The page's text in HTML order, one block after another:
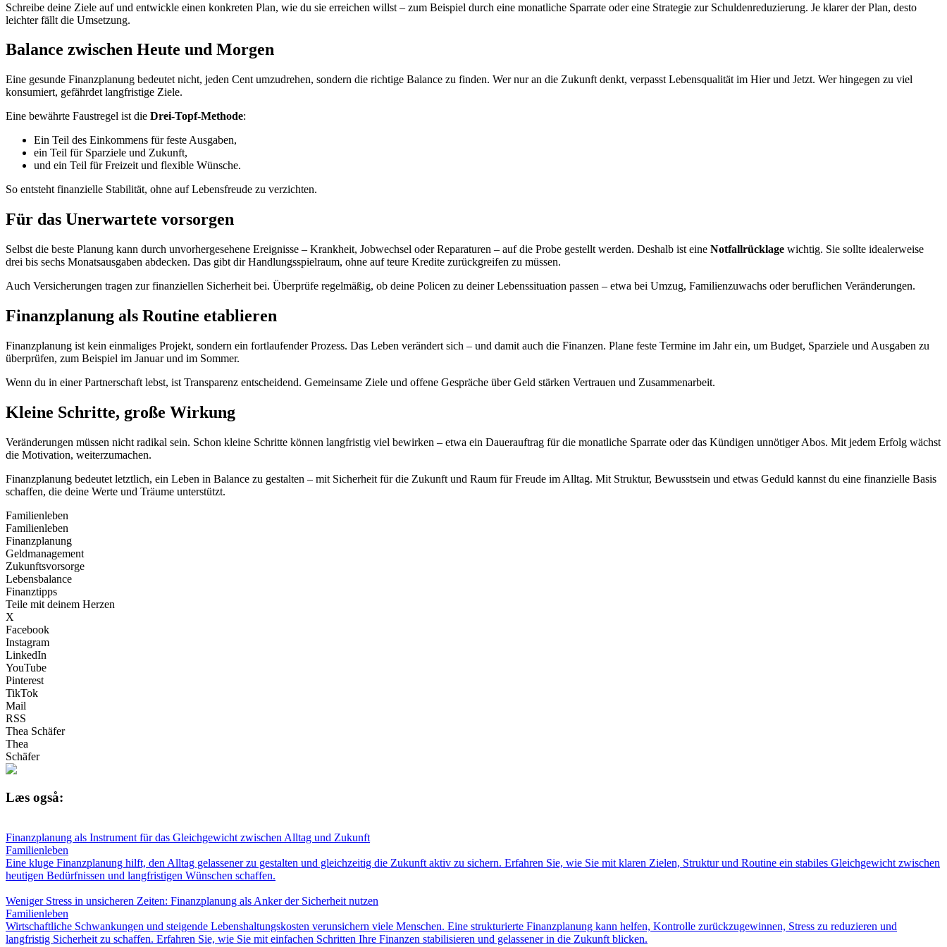
Schreibe deine Ziele auf und entwickle einen konkreten Plan, wie du sie erreichen willst – zum Beispiel durch eine monatliche Sparrate oder eine Strategie zur Schuldenreduzierung. Je klarer der Plan, desto
leichter fällt die Umsetzung.
Balance zwischen Heute und Morgen
Eine gesunde Finanzplanung bedeutet nicht, jeden Cent umzudrehen, sondern die richtige Balance zu finden. Wer nur an die Zukunft denkt, verpasst Lebensqualität im Hier und Jetzt. Wer hingegen zu viel
konsumiert, gefährdet langfristige Ziele.
Eine bewährte Faustregel ist die Drei-Topf-Methode:
Ein Teil des Einkommens für feste Ausgaben,
ein Teil für Sparziele und Zukunft,
und ein Teil für Freizeit und flexible Wünsche.
So entsteht finanzielle Stabilität, ohne auf Lebensfreude zu verzichten.
Für das Unerwartete vorsorgen
Selbst die beste Planung kann durch unvorhergesehene Ereignisse – Krankheit, Jobwechsel oder Reparaturen – auf die Probe gestellt werden. Deshalb ist eine Notfallrücklage wichtig. Sie sollte idealerweise
drei bis sechs Monatsausgaben abdecken. Das gibt dir Handlungsspielraum, ohne auf teure Kredite zurückgreifen zu müssen.
Auch Versicherungen tragen zur finanziellen Sicherheit bei. Überprüfe regelmäßig, ob deine Policen zu deiner Lebenssituation passen – etwa bei Umzug, Familienzuwachs oder beruflichen Veränderungen.
Finanzplanung als Routine etablieren
Finanzplanung ist kein einmaliges Projekt, sondern ein fortlaufender Prozess. Das Leben verändert sich – und damit auch die Finanzen. Plane feste Termine im Jahr ein, um Budget, Sparziele und Ausgaben zu
überprüfen, zum Beispiel im Januar und im Sommer.
Wenn du in einer Partnerschaft lebst, ist Transparenz entscheidend. Gemeinsame Ziele und offene Gespräche über Geld stärken Vertrauen und Zusammenarbeit.
Kleine Schritte, große Wirkung
Veränderungen müssen nicht radikal sein. Schon kleine Schritte können langfristig viel bewirken – etwa ein Dauerauftrag für die monatliche Sparrate oder das Kündigen unnötiger Abos. Mit jedem Erfolg wächst
die Motivation, weiterzumachen.
Finanzplanung bedeutet letztlich, ein Leben in Balance zu gestalten – mit Sicherheit für die Zukunft und Raum für Freude im Alltag. Mit Struktur, Bewusstsein und etwas Geduld kannst du eine finanzielle Basis
schaffen, die deine Werte und Träume unterstützt.
Familienleben
Familienleben
Finanzplanung
Geldmanagement
Zukunftsvorsorge
Lebensbalance
Finanztipps
Teile mit deinem Herzen
X
Facebook
Instagram
LinkedIn
YouTube
Pinterest
TikTok
Mail
RSS
Thea Schäfer
Thea
Schäfer
Læs også:
Finanzplanung als Instrument für das Gleichgewicht zwischen Alltag und Zukunft
Familienleben
Eine kluge Finanzplanung hilft, den Alltag gelassener zu gestalten und gleichzeitig die Zukunft aktiv zu sichern. Erfahren Sie, wie Sie mit klaren Zielen, Struktur und Routine ein stabiles Gleichgewicht zwischen
heutigen Bedürfnissen und langfristigen Wünschen schaffen.
Weniger Stress in unsicheren Zeiten: Finanzplanung als Anker der Sicherheit nutzen
Familienleben
Wirtschaftliche Schwankungen und steigende Lebenshaltungskosten verunsichern viele Menschen. Eine strukturierte Finanzplanung kann helfen, Kontrolle zurückzugewinnen, Stress zu reduzieren und
langfristig Sicherheit zu schaffen. Erfahren Sie, wie Sie mit einfachen Schritten Ihre Finanzen stabilisieren und gelassener in die Zukunft blicken.